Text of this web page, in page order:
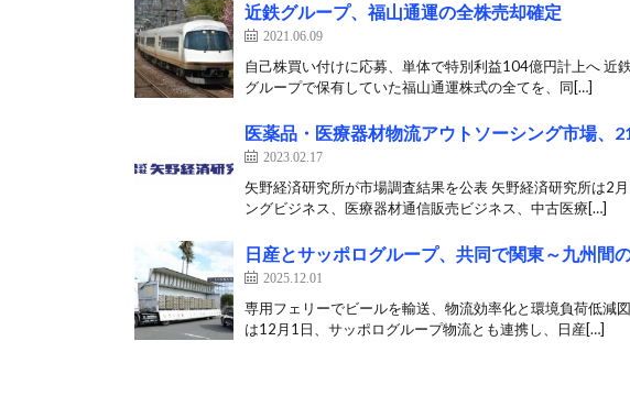
近鉄グループ、福山通運の全株売却確定
2021.06.09
自己株買い付けに応募、単体で特別利益104億円計上へ 近
グループで保有していた福山通運株式の全てを、同[…]
医薬品・医療器材物流アウトソーシング市場、
2023.02.17
矢野経済研究所が市場調査結果を公表 矢野経済研究所は2
ングビジネス、医療器材通信販売ビジネス、中古医療[…]
日産とサッポログループ、共同で関東～九州間
2025.12.01
専用フェリーでビールを輸送、物流効率化と環境負荷低減
は12月1日、サッポログループ物流とも連携し、日産[…]